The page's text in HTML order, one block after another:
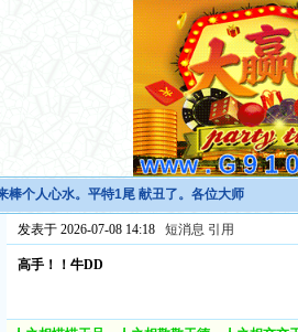
棒个人心水。平特1尾 献丑了。各位大师
发表于 2026-07-08 14:18 短消息 引用
高手！！牛DD